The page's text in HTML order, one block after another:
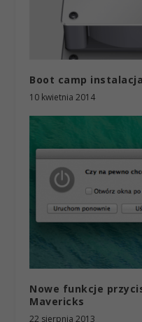
Boot camp instalacja
10 kwietnia 2014
Nowe funkcje
Mavericks
22 sierpnia 2013